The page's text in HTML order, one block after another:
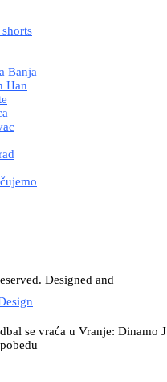
Banja
Han
Designed and
se vraća u Vranje: Dinamo